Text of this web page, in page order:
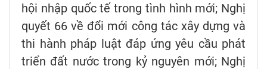
hội nhập quốc tế trong tình hình mới; Nghị
quyết 66 về đổi mới công tác xây dựng và
thi hành pháp luật đáp ứng yêu cầu phát
triển đất nước trong kỷ nguyên mới; Nghị